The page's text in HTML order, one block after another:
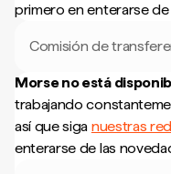
primero en enterarse de
Comisión de
Morse no está
trabajando
así que siga nuestras
enterarse de las